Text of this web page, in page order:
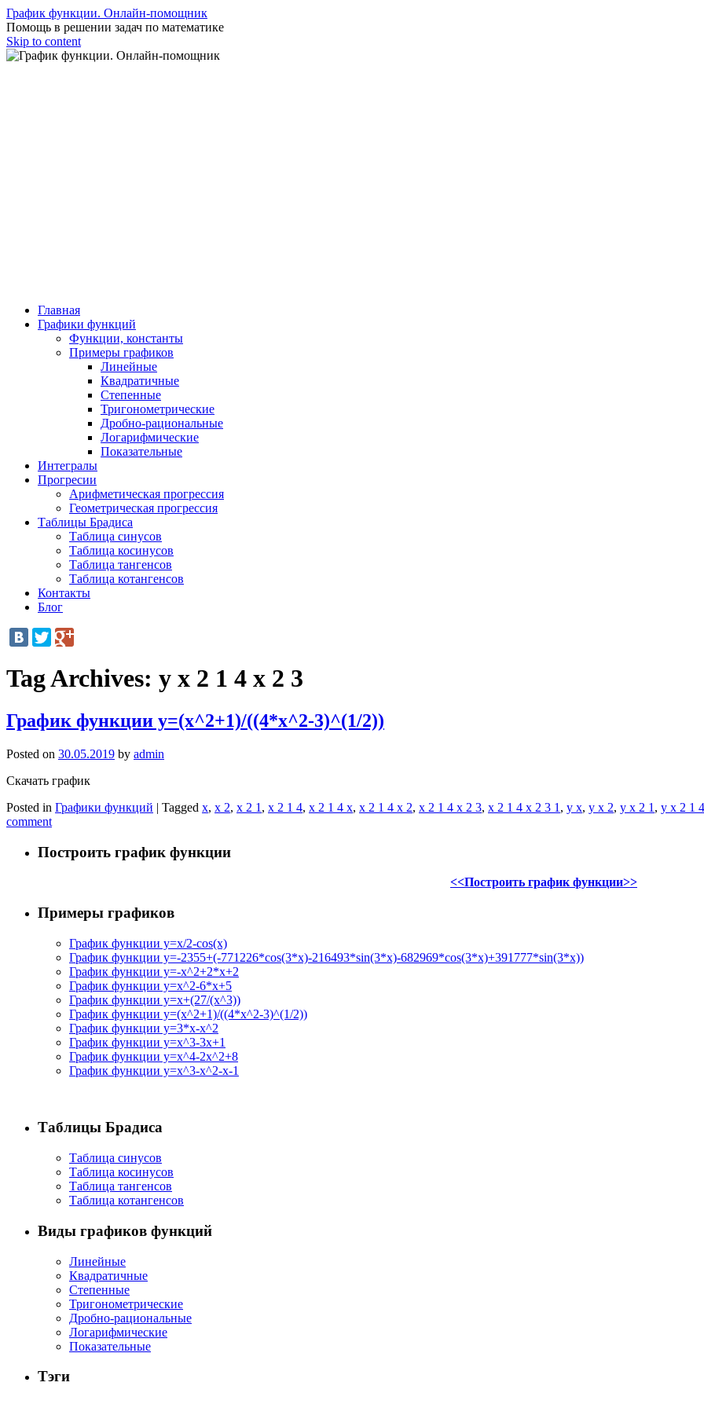
График функции. Онлайн-помощник
Помощь в решении задач по математике
Skip to content
Главная
Графики функций
Функции, константы
Примеры графиков
Линейные
Квадратичные
Степенные
Тригонометрические
Дробно-рациональные
Логарифмические
Показательные
Интегралы
Прогресии
Арифметическая прогрессия
Геометрическая прогрессия
Таблицы Брадиса
Таблица синусов
Таблица косинусов
Таблица тангенсов
Таблица котангенсов
Контакты
Блог
Tag Archives: y x 2 1 4 x 2 3
График функции y=(x^2+1)/((4*x^2-3)^(1/2))
Posted on 30.05.2019 by admin
Скачать график
Posted in Графики функций | Tagged x, x 2, x 2 1 , x 2 1 4, x 2 1 4 x, x 2 1 4 x 2, x 2 1 4 x 2 3, x 2 1 4 x 2 3 1 , y x, y x 2, y x 2 1 , y x 2 1 4
comment
Построить график функции
<<Построить график функции>>
Примеры графиков
График функции y=x/2-cos(x)
График функции y=-2355+(-771226*cos(3*x)-216493*sin(3*x)-682969*cos(3*x)+391777*sin(3*x))
График функции y=-x^2+2*x+2
График функции y=x^2-6*x+5
График функции y=x+(27/(x^3))
График функции y=(x^2+1)/((4*x^2-3)^(1/2))
График функции y=3*x-x^2
График функции y=x^3-3x+1
График функции y=x^4-2x^2+8
График функции y=x^3-x^2-x-1
Таблицы Брадиса
Таблица синусов
Таблица косинусов
Таблица тангенсов
Таблица котангенсов
Виды графиков функций
Линейные
Квадратичные
Степенные
Тригонометрические
Дробно-рациональные
Логарифмические
Показательные
Тэги